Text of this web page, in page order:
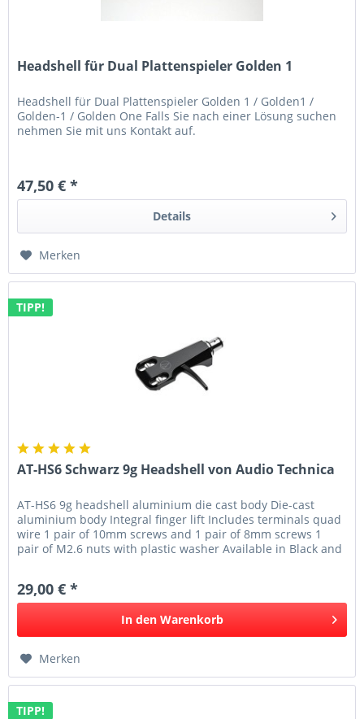
Headshell für Dual Plattenspieler Golden 1
Headshell für Dual Plattenspieler Golden 1 / Golden1 /
Golden-1 / Golden One Falls Sie nach einer Lösung suchen
nehmen Sie mit uns Kontakt auf.
47,50 € *
Details
Merken
TIPP!
AT-HS6 Schwarz 9g Headshell von Audio Technica
AT-HS6 9g headshell aluminium die cast body Die-cast
aluminium body Integral finger lift Includes terminals quad
wire 1 pair of 10mm screws and 1 pair of 8mm screws 1
pair of M2.6 nuts with plastic washer Available in Black and
29,00 € *
In den Warenkorb
Merken
TIPP!